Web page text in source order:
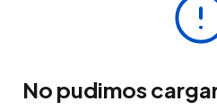
No pudimos